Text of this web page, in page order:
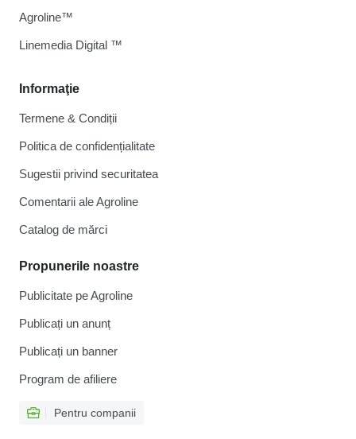
Informaţie
Termene & Condiții
Politica de confidențialitate
Sugestii privind securitatea
Comentarii ale Agroline
Catalog de mărcі
Propunerile noastre
Publicitate pe Agroline
Publicați un anunț
Publicați un banner
Program de afiliere
Pentru companii
Agroline™
Linemedia Digital ™